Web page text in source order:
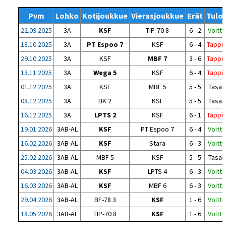
Pvm Lohko Kotijoukkue Vierasjoukkue Erät
22.09.2025 3A KSF TIP-70 8 6 - 2
Voitto
13.10.2025
3A PT Espoo 7 KSF 6 - 4
29.10.2025
3A KSF MBF 7 3 - 6
13.11.2025
3A Wega 5 KSF 6 - 4
01.12.2025
3A KSF MBF 5 5 - 5
Tasan
08.12.2025
3A BK 2 KSF 5 - 5
Tasan
16.12.2025
3A LPTS 2 KSF 6 - 1
19.01.2026 3AB-AL KSF PT Espoo 7 6 - 4
Voitto
16.02.2026 3AB-AL KSF Stara 6 - 3
Voitto
25.02.2026 3AB-AL MBF 5 KSF 5 - 5
Tasan
04.03.2026 3AB-AL KSF LPTS 4 6 - 3
Voitto
16.03.2026 3AB-AL KSF MBF 6 6 - 3
Voitto
29.04.2026 3AB-AL BF-78 3 KSF 1 - 6
Voitto
18.05.2026 3AB-AL TIP-70 8 KSF 1 - 6 Voitto